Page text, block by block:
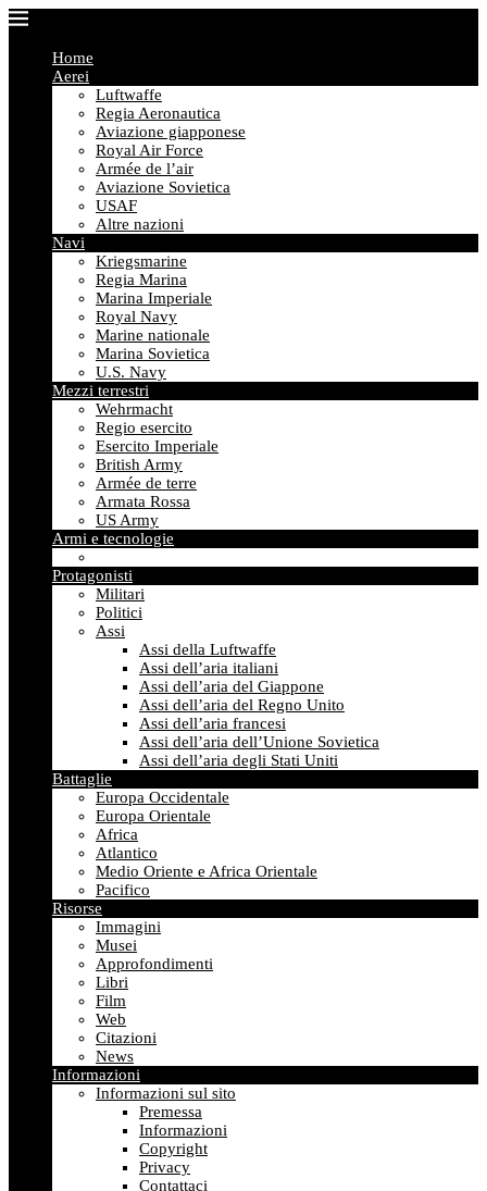
Home
Aerei
Luftwaffe
Regia Aeronautica
Aviazione giapponese
Royal Air Force
Armée de l’air
Aviazione Sovietica
USAF
Altre nazioni
Navi
Kriegsmarine
Regia Marina
Marina Imperiale
Royal Navy
Marine nationale
Marina Sovietica
U.S. Navy
Mezzi terrestri
Wehrmacht
Regio esercito
Esercito Imperiale
British Army
Armée de terre
Armata Rossa
US Army
Armi e tecnologie
Protagonisti
Militari
Politici
Assi
Assi della Luftwaffe
Assi dell’aria italiani
Assi dell’aria del Giappone
Assi dell’aria del Regno Unito
Assi dell’aria francesi
Assi dell’aria dell’Unione Sovietica
Assi dell’aria degli Stati Uniti
Battaglie
Europa Occidentale
Europa Orientale
Africa
Atlantico
Medio Oriente e Africa Orientale
Pacifico
Risorse
Immagini
Musei
Approfondimenti
Libri
Film
Web
Citazioni
News
Informazioni
Informazioni sul sito
Premessa
Informazioni
Copyright
Privacy
Contattaci